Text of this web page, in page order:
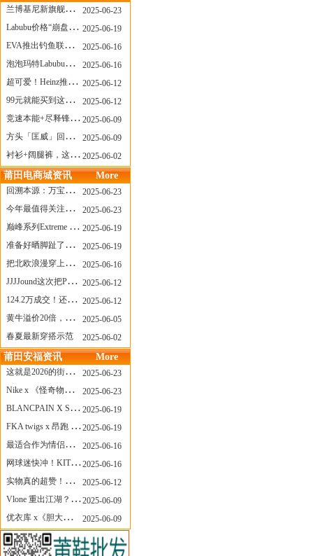
兰博基尼新旗舰曝光？这台顶级超跑或将在8月登场
2025-06-23
Labubu价格“崩盘”？618当日泡泡玛特预售补货量超200W！
2025-06-19
EVA推出钓鱼联名套装，初号机也能当“假饵”？
2025-06-16
泡泡玛特Labubu新品发售上演“拳王争霸”......
2025-06-16
超可爱！Heinz推出星之卡比合作款番茄酱！
2025-06-12
99元就能买到这样颜值的太阳镜？优衣库夏季墨镜系列
2025-06-12
竞速本能+尽释锋芒——罗杰杜彼Roger+Dubuis王者竞速系列飞返计时码表燃擎赛道
2025-06-09
方头「匡威」回归！日系简约里的小心思
2025-06-09
衬衫+阔腿裤，这样穿美出新高度！
2025-06-02
莆田电商城资讯 More
回溯本源：万宝龙推出明星系列都市灰腕表新作
2025-06-23
今年最值得关注的AF1！KOBE x AF1 明日发售
2025-06-23
巅峰系列Extreme Diver潜水腕表与Revival Diver复刻版潜水腕表共同推出“暗影款”新作
2025-06-19
准备好晒脚趾了吗？透明款 AF1 要回归了
2025-06-19
把北欧浪漫穿上脚，Cecilie Bahnsen x ASICS
2025-06-16
JJJJound这次把PUMA改得好安静
2025-06-12
124.2万成交！还有什么是Labubu做不到的？
2025-06-12
黄牛溢价20倍，「Labubu」3.0市价大盘点！假货比正品还贵...
2025-06-05
春夏最新穿搭示范
2025-06-02
莆田安福资讯 More
这就是2026的街头感！Prada新包我先爱了
2025-06-23
Nike x 《怪奇物语》联名回归，终于轮到这双热门款了！
2025-06-23
BLANCPAIN X SWATCH联名款 BIOCERAMIC SCUBA FIFTY FATHOMS 系列推出全新 GREEN ABYSS（碧波洋）腕表
2025-06-19
FKA twigs x 昂跑 联名来了，这三双 Cloud X 你选哪一双？
2025-06-19
最适合作为情侣鞋的New Balance 1906 Loafer出现了！
2025-06-16
网球迷快冲！KITH x Wilson 限量球拍太会设计了
2025-06-16
实物真的超赞！NB 新款 2010 新配色
2025-06-12
Vlone 重出江湖？突然又要联名，谁能想到！
2025-06-09
优衣库 x《胆大党》新品公布，第二季联动周边来了！
2025-06-09